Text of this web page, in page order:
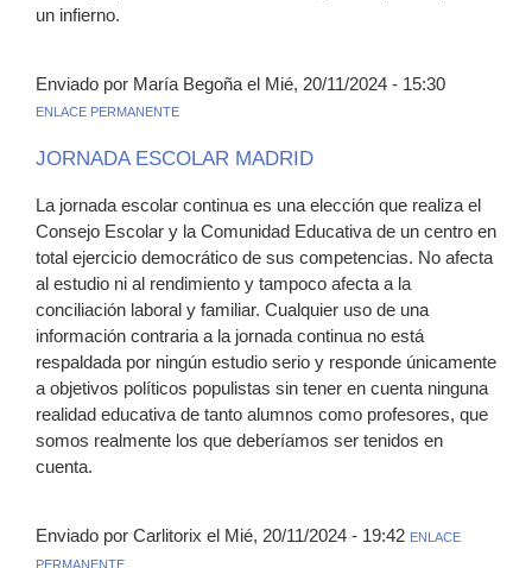
un infierno.
Enviado por María Begoña el Mié, 20/11/2024 - 15:30
ENLACE PERMANENTE
JORNADA ESCOLAR MADRID
La jornada escolar continua es una elección que realiza el
Consejo Escolar y la Comunidad Educativa de un centro en
total ejercicio democrático de sus competencias. No afecta
al estudio ni al rendimiento y tampoco afecta a la
conciliación laboral y familiar. Cualquier uso de una
información contraria a la jornada continua no está
respaldada por ningún estudio serio y responde únicamente
a objetivos políticos populistas sin tener en cuenta ninguna
realidad educativa de tanto alumnos como profesores, que
somos realmente los que deberíamos ser tenidos en
cuenta.
Enviado por Carlitorix el Mié, 20/11/2024 - 19:42 ENLACE
PERMANENTE